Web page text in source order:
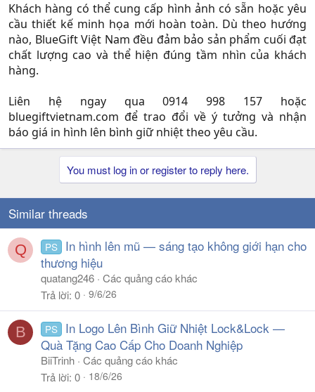
Khách hàng có thể cung cấp hình ảnh có sẵn hoặc yêu
cầu thiết kế minh họa mới hoàn toàn. Dù theo hướng
nào, BlueGift Việt Nam đều đảm bảo sản phẩm cuối đạt
chất lượng cao và thể hiện đúng tầm nhìn của khách
hàng.
Liên hệ ngay qua 0914 998 157 hoặc
bluegiftvietnam.com để trao đổi về ý tưởng và nhận
báo giá in hình lên bình giữ nhiệt theo yêu cầu.​
You must log in or register to reply here.
Similar threads
Q PS
In hình lên mũ — sáng tạo không giới hạn cho
thương hiệu
quatang246 Các quảng cáo khác
Trả lời 0 9/6/26
B PS
In Logo Lên Bình Giữ Nhiệt Lock&Lock —
Quà Tặng Cao Cấp Cho Doanh Nghiệp
BiiTrinh Các quảng cáo khác
Trả lời 0 18/6/26